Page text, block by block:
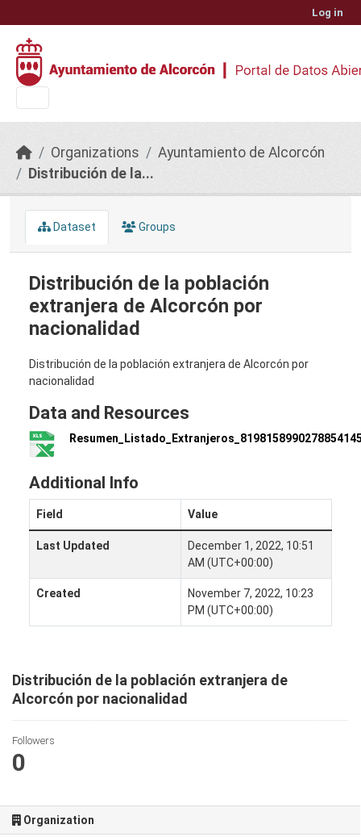
Log in
Organizations
Ayuntamiento de Alcorcón
Distribución de la...
Distribución de la población extranjera de
Alcorcón por nacionalidad
Followers
0
Organization
Dataset Groups
Distribución de la población
extranjera de Alcorcón por
nacionalidad
Distribución de la población extranjera de Alcorcón por
nacionalidad
Data and Resources
Additional Info
Field Value
Last Updated
December 1, 2022, 10:51
AM (UTC+00:00)
Created
November 7, 2022, 10:23
PM (UTC+00:00)